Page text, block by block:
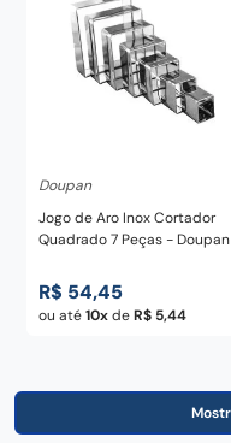
Doupan
Jogo de Aro Inox Cortador
Quadrado 7 Peças - Doupan
R$ 54,45
ou até10 deR$ 5,44